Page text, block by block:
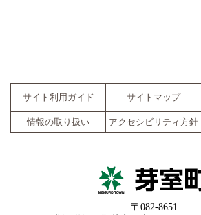
サイト利用ガイド サイトマップ
情報の取り扱い
アクセシビリティ方針
〒082-8651